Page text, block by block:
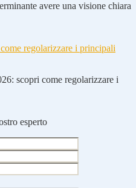
avere una visione chiara
regolarizzare i principali
scopri come regolarizzare i
esperto